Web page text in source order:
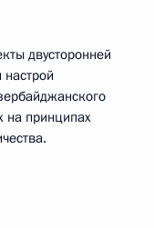
двусторонней
на принципах